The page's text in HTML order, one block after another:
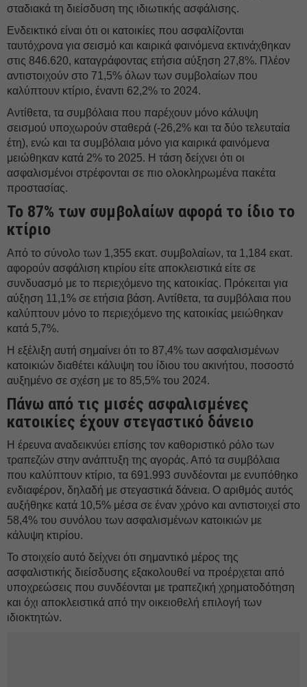
σταδιακά τη διείσδυση της ιδιωτικής ασφάλισης.
Ενδεικτικό είναι ότι οι κατοικίες που ασφαλίζονται
ταυτόχρονα για σεισμό και καιρικά φαινόμενα εκτινάχθηκαν
στις 846.620, καταγράφοντας ετήσια αύξηση 27,8%. Πλέον
αντιστοιχούν στο 71,5% όλων των συμβολαίων που
καλύπτουν κτίριο, έναντι 62,2% το 2024.
Αντίθετα, τα συμβόλαια που παρέχουν μόνο κάλυψη
σεισμού υποχωρούν σταθερά (-26,2% και τα δύο τελευταία
έτη), ενώ και τα συμβόλαια μόνο για καιρικά φαινόμενα
μειώθηκαν κατά 2% το 2025. Η τάση δείχνει ότι οι
ασφαλισμένοι στρέφονται σε πιο ολοκληρωμένα πακέτα
προστασίας.
Το 87% των συμβολαίων αφορά το ίδιο το
κτίριο
Από το σύνολο των 1,355 εκατ. συμβολαίων, τα 1,184 εκατ.
αφορούν ασφάλιση κτιρίου είτε αποκλειστικά είτε σε
συνδυασμό με το περιεχόμενο της κατοικίας. Πρόκειται για
αύξηση 11,1% σε ετήσια βάση. Αντίθετα, τα συμβόλαια που
καλύπτουν μόνο το περιεχόμενο της κατοικίας μειώθηκαν
κατά 5,7%.
Η εξέλιξη αυτή σημαίνει ότι το 87,4% των ασφαλισμένων
κατοικιών διαθέτει κάλυψη του ίδιου του ακινήτου, ποσοστό
αυξημένο σε σχέση με το 85,5% του 2024.
Πάνω από τις μισές ασφαλισμένες
κατοικίες έχουν στεγαστικό δάνειο
Η έρευνα αναδεικνύει επίσης τον καθοριστικό ρόλο των
τραπεζών στην ανάπτυξη της αγοράς. Από τα συμβόλαια
που καλύπτουν κτίριο, τα 691.993 συνδέονται με ενυπόθηκο
ενδιαφέρον, δηλαδή με στεγαστικά δάνεια. Ο αριθμός αυτός
αυξήθηκε κατά 10,5% μέσα σε έναν χρόνο και αντιστοιχεί στο
58,4% του συνόλου των ασφαλισμένων κατοικιών με
κάλυψη κτιρίου.
Το στοιχείο αυτό δείχνει ότι σημαντικό μέρος της
ασφαλιστικής διείσδυσης εξακολουθεί να προέρχεται από
υποχρεώσεις που συνδέονται με τραπεζική χρηματοδότηση
και όχι αποκλειστικά από την οικειοθελή επιλογή των
ιδιοκτητών.